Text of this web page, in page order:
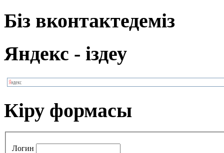
Біз вконтактедеміз
Яндекс - іздеу
Кіру формасы
Логин